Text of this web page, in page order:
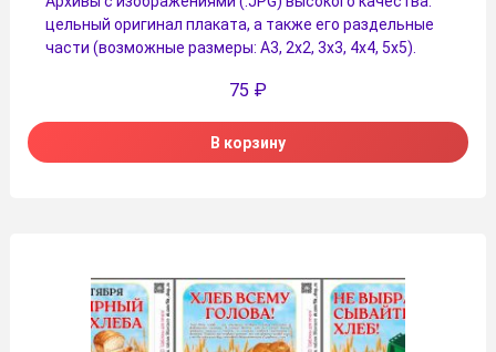
цельный оригинал плаката, а также его раздельные
части (возможные размеры: А3, 2х2, 3х3, 4х4, 5х5).
75 ₽
В корзину